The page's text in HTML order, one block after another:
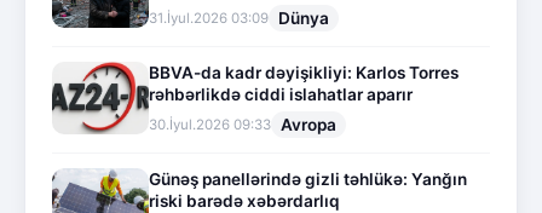
31.İyul.2026 03:09 Dünya
BBVA-da kadr dəyişikliyi: Karlos Torres
rəhbərlikdə ciddi islahatlar aparır
30.İyul.2026 09:33 Avropa
Günəş panellərində gizli təhlükə: Yanğın
riski barədə xəbərdarlıq